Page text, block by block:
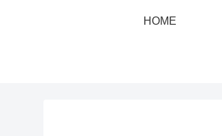
HOME